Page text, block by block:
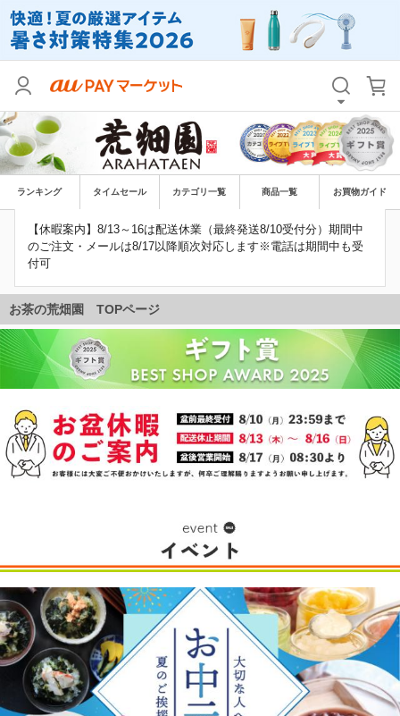
ランキング タイムセール カテゴリ一覧 商品一覧 お買物ガイド
【休暇案内】8/13～16は配送休業（最終発送8/10受付分）期間中
のご注文・メールは8/17以降順次対応します※電話は期間中も受
付可
お茶の荒畑園 TOPページ
特集はこちら →